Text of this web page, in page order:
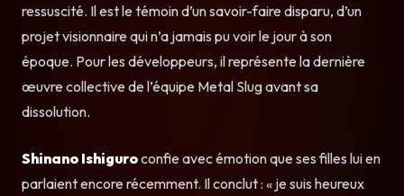
ressuscité. Il est le témoin d’un savoir-faire disparu, d’un
projet visionnaire qui n’a jamais pu voir le jour à son
époque. Pour les développeurs, il représente la dernière
œuvre collective de l’équipe Metal Slug avant sa
dissolution.
Shinano Ishiguroconfie avec émotion que ses filles lui en
parlaient encore récemment. Il conclut : « je suis heureux